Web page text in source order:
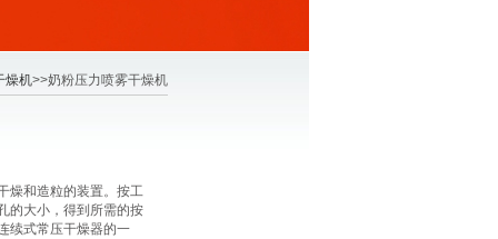
燥机>>奶粉压力喷雾干燥机
燥和造粒的装置。按工
的大小，得到所需的按
续式常压干燥器的一